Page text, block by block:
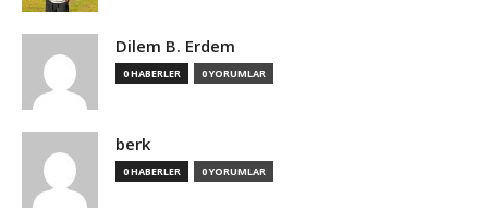
Dilem B. Erdem
0 HABERLER 0 YORUMLAR
berk
0 HABERLER 0 YORUMLAR